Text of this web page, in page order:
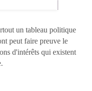
un tableau politique
peut faire preuve le
d'intérêts qui existent